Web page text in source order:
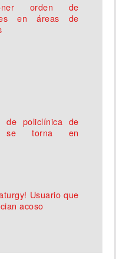
orden de
en áreas de
de policlínica de
se torna en
Usuario que
acoso